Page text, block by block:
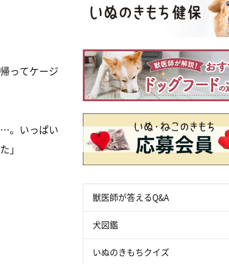
ってケージ
。いっぱい
」
獣医師が答えるQ&A
犬図鑑
いぬのきもちクイズ